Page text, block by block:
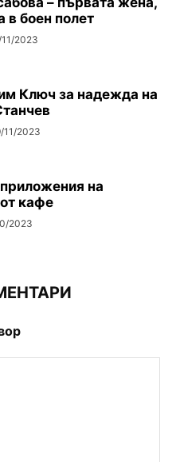
в боен полет
2023
Ключ за надежда на
11/2023
на
кафе
2023